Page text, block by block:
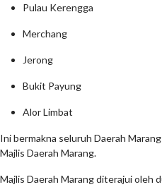
Pulau Kerengga
Merchang
Jerong
Bukit Payung
Alor Limbat
Ini bermakna seluruh Daerah
Majlis Daerah Marang.
Majlis Daerah Marang diterajui oleh